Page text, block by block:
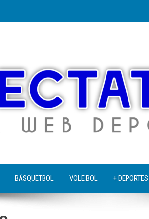
BÁSQUETBOL VOLEIBOL + DEPORTES